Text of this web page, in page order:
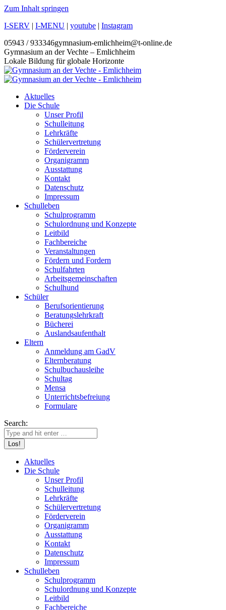
Zum Inhalt springen
I-SERV | I-MENU | youtube | Instagram
05943 / 933346gymnasium-emlichheim@t-online.de
Gymnasium an der Vechte – Emlichheim
Lokale Bildung für globale Horizonte
Aktuelles
Die Schule
Unser Profil
Schulleitung
Lehrkräfte
Schülervertretung
Förderverein
Organigramm
Ausstattung
Kontakt
Datenschutz
Impressum
Schulleben
Schulprogramm
Schulordnung und Konzepte
Leitbild
Fachbereiche
Veranstaltungen
Fördern und Fordern
Schulfahrten
Arbeitsgemeinschaften
Schulhund
Schüler
Berufsorientierung
Beratungslehrkraft
Bücherei
Auslandsaufenthalt
Eltern
Anmeldung am GadV
Elternberatung
Schulbuchausleihe
Schultag
Mensa
Unterrichtsbefreiung
Formulare
Search:
Aktuelles
Die Schule
Unser Profil
Schulleitung
Lehrkräfte
Schülervertretung
Förderverein
Organigramm
Ausstattung
Kontakt
Datenschutz
Impressum
Schulleben
Schulprogramm
Schulordnung und Konzepte
Leitbild
Fachbereiche